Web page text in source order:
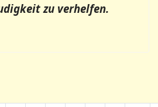
zu verhelfen.